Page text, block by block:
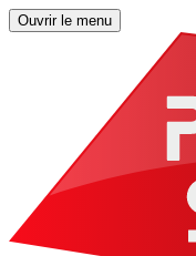
Ouvrir le menu